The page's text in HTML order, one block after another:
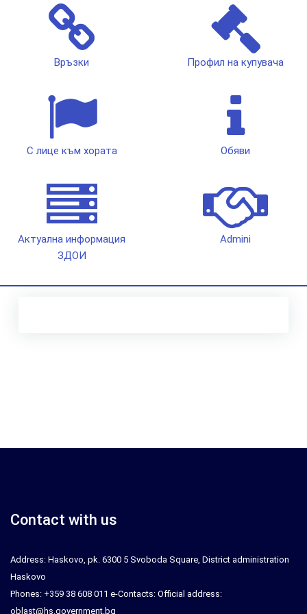
Връзки Профил на купувача
С лице към хората Обяви
Актуална информация
ЗДОИ
Admini
Contact with us
Address: Haskovo, pk. 6300 5 Svoboda Square, District administration
Haskovo
Phones: +359 38 608 011 e-Contacts: Official address:
oblast@hs.government.bg